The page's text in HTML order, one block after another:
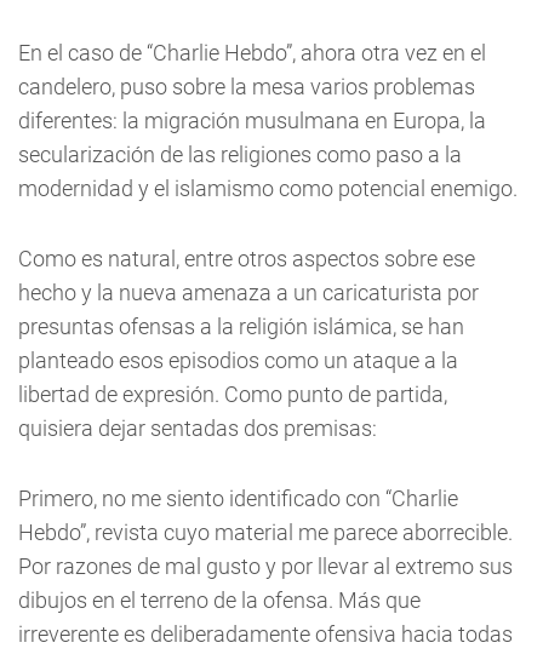
En el caso de “Charlie Hebdo”, ahora otra vez en el
candelero, puso sobre la mesa varios problemas
diferentes: la migración musulmana en Europa, la
secularización de las religiones como paso a la
modernidad y el islamismo como potencial enemigo.
Como es natural, entre otros aspectos sobre ese
hecho y la nueva amenaza a un caricaturista por
presuntas ofensas a la religión islámica, se han
planteado esos episodios como un ataque a la
libertad de expresión. Como punto de partida,
quisiera dejar sentadas dos premisas:
Primero, no me siento identificado con “Charlie
Hebdo”, revista cuyo material me parece aborrecible.
Por razones de mal gusto y por llevar al extremo sus
dibujos en el terreno de la ofensa. Más que
irreverente es deliberadamente ofensiva hacia todas